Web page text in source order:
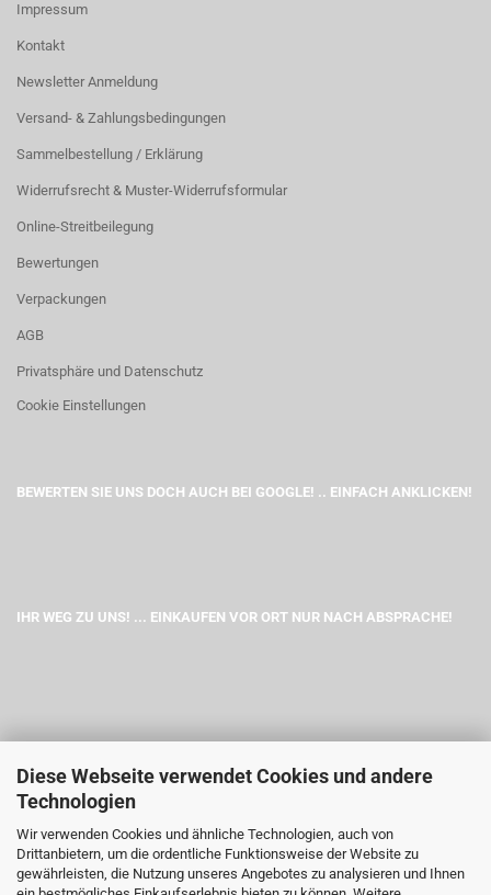
Diese Webseite verwendet Cookies und andere
Technologien
Wir verwenden Cookies und ähnliche Technologien, auch von
Drittanbietern, um die ordentliche Funktionsweise der Website zu
gewährleisten, die Nutzung unseres Angebotes zu analysieren und Ihnen
Impressum
Kontakt
Newsletter Anmeldung
Versand- & Zahlungsbedingungen
Sammelbestellung / Erklärung
Widerrufsrecht & Muster-Widerrufsformular
Online-Streitbeilegung
Bewertungen
Verpackungen
AGB
Privatsphäre und Datenschutz
Cookie Einstellungen
BEWERTEN SIE UNS DOCH AUCH BEI GOOGLE! .. EINFACH ANKLICKEN!
IHR WEG ZU UNS! ... EINKAUFEN VOR ORT NUR NACH ABSPRACHE!